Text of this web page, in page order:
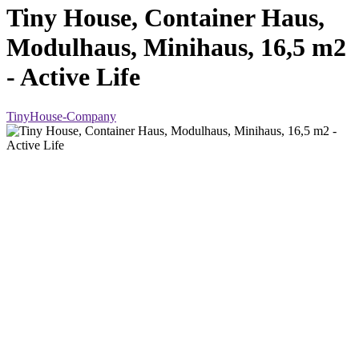
Tiny House, Container Haus,
Modulhaus, Minihaus, 16,5 m2
- Active Life
TinyHouse-Company